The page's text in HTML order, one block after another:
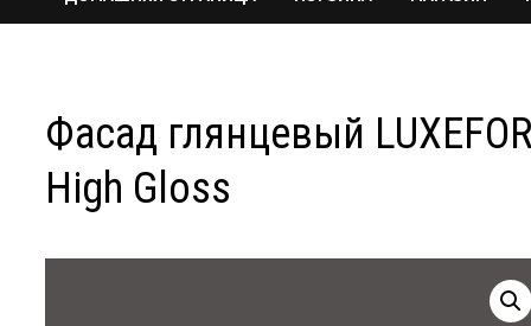
Фасад глянцевый
High Gloss